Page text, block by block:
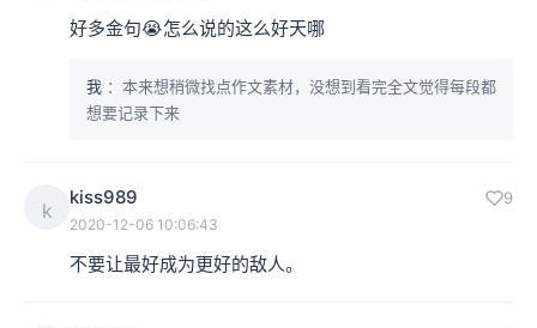
好多金句😭怎么说的这么好天哪
我 ：本来想稍微找点作文素材，没想到看完全文觉得每段都
想要记录下来
k
kiss989 9
2020-12-06 10:06:43
不要让最好成为更好的敌人。